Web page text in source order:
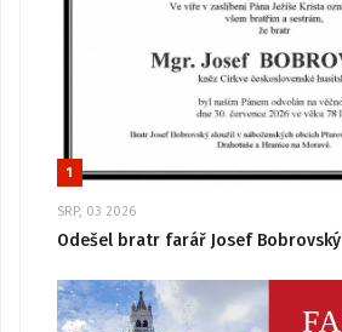
1
SRP, 03 2026
Odešel bratr farář Josef Bobrovský